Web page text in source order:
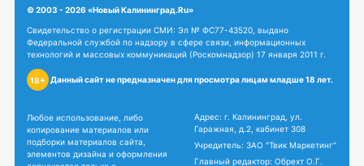
© 2003 - 2026 «Новый Калининград.Ru»
Свидетельство о регистрации СМИ: Эл № ФС77-43520, выдано
Федеральной службой по надзору в сфере связи, информационных
технологий и массовых коммуникаций (Роскомнадзор) 17 января 2011 г.
18+ Данный сайт не предназначен для просмотра лицам младше 18 лет.
Любое использование, либо
копирование материалов или
подборки материалов сайта,
элементов дизайна и оформления
Адрес: г. Калининград, ул.
Гаражная, д.2, кабинет 308
Учредитель: ЗАО "Твик Маркетинг"
Главный редактор: Обрехт О.Г.